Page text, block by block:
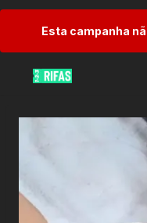
Esta campanha